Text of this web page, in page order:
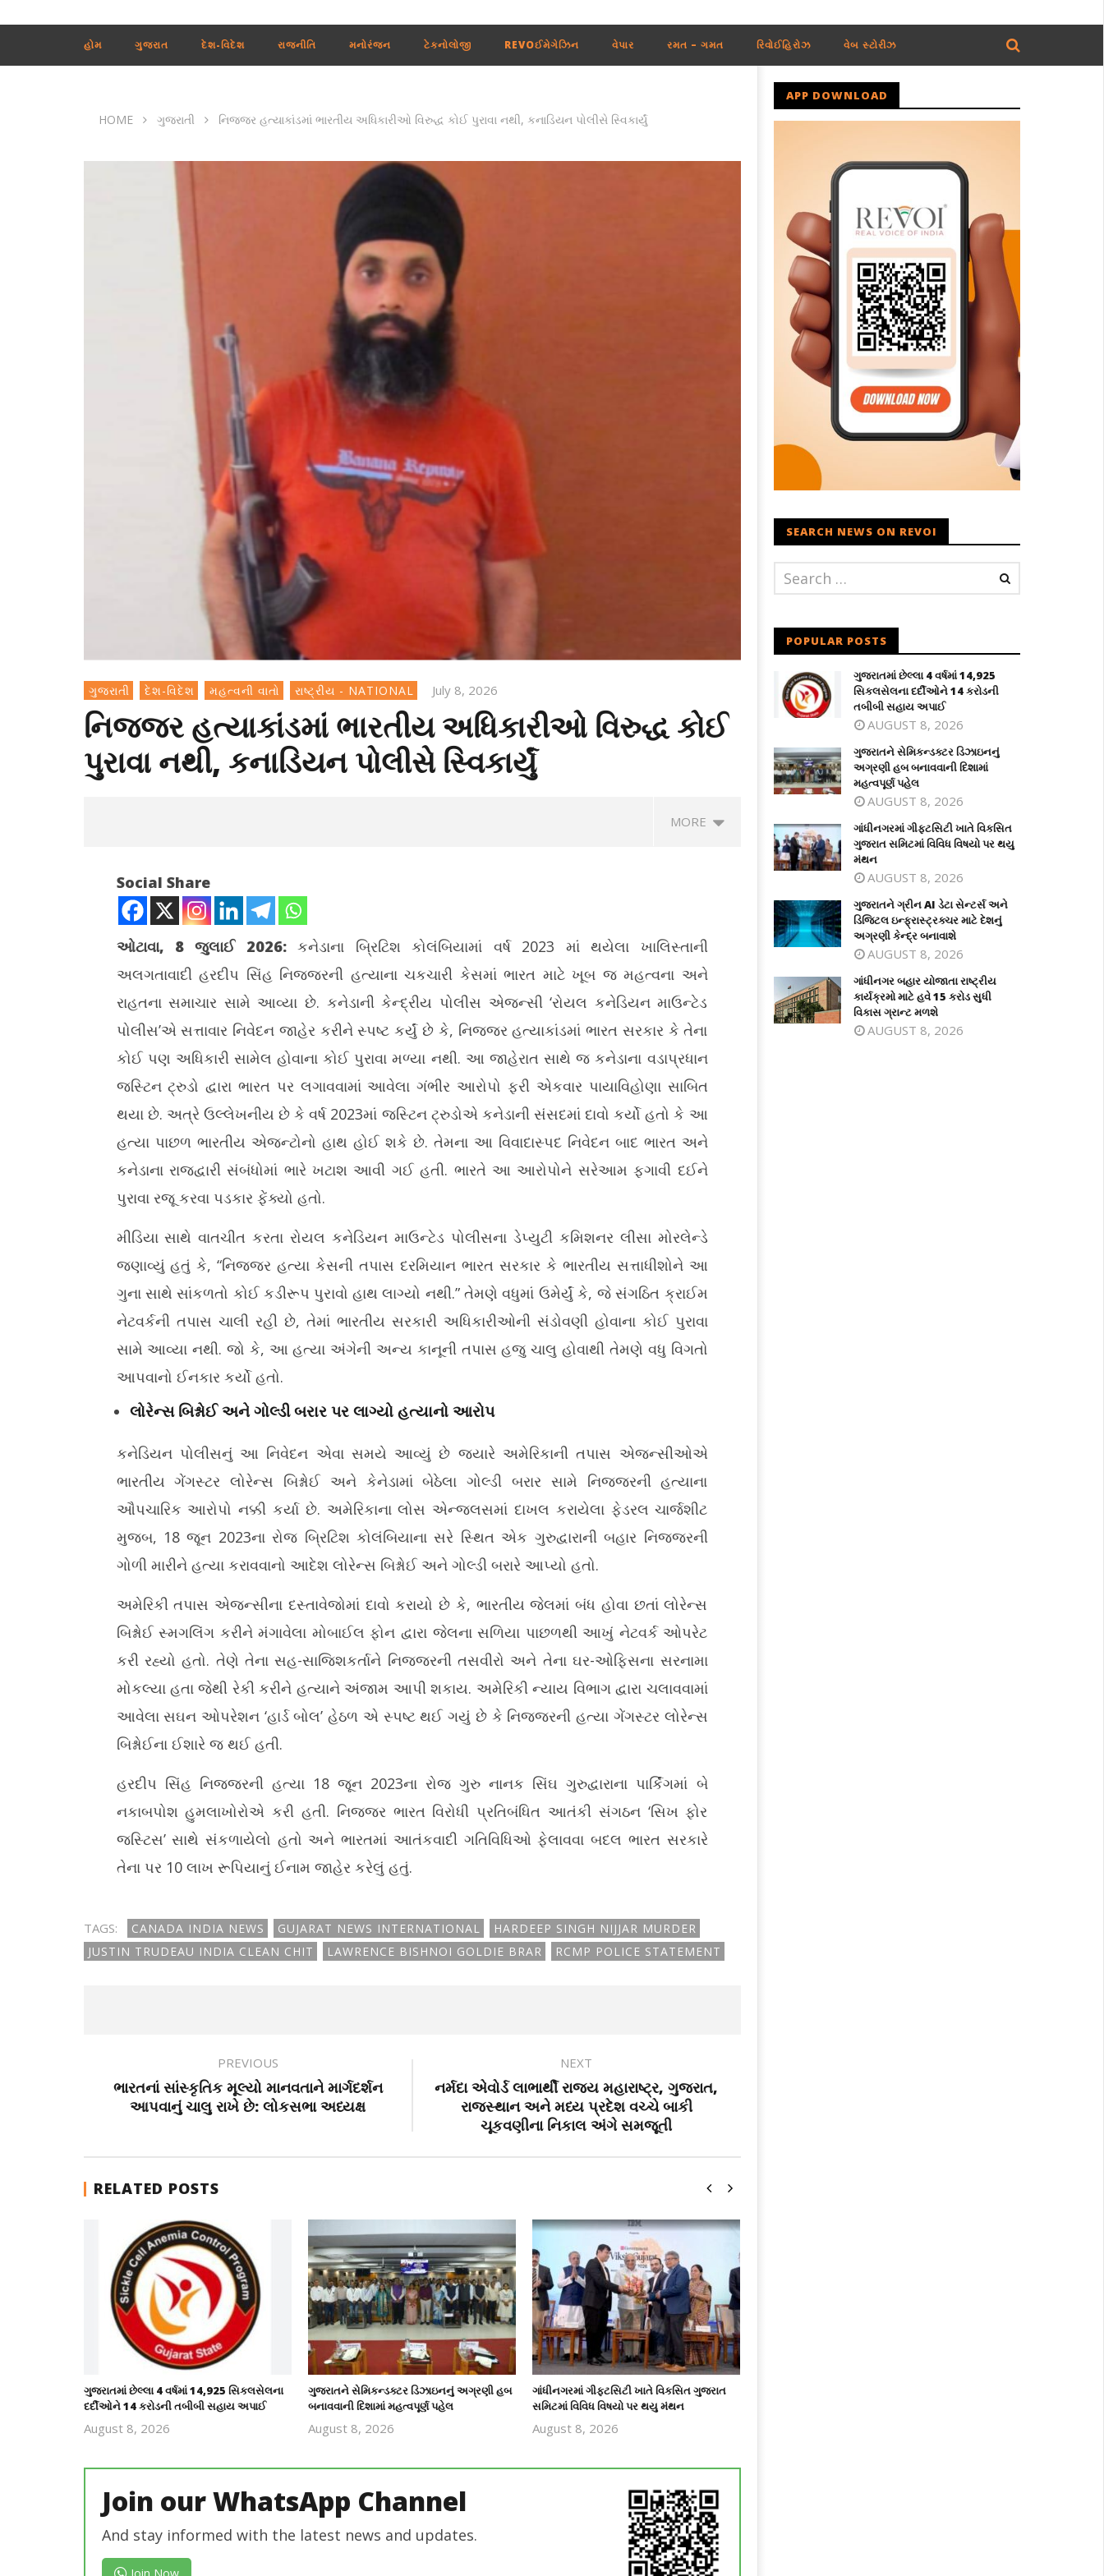
હોમ ગુજરાત દેશ-વિદેશ રાજનીતિ મનોરંજન ટેકનોલોજી REVOઈમેગેઝિન વેપાર રમત – ગમત રિવોઈહિરોઝ વેબ સ્ટોરીઝ
HOME ગુજરાતી નિજ્જર હત્યાકાંડમાં ભારતીય અધિકારીઓ વિરુદ્ધ કોઈ પુરાવા નથી, કનાડિયન પોલીસે સ્વિકાર્યું
ગુજરાતી દેશ-વિદેશ મહત્વની વાતો રાષ્ટ્રીય - NATIONAL July 8, 2026
નિજ્જર હત્યાકાંડમાં ભારતીય અધિકારીઓ વિરુદ્ધ કોઈ
પુરાવા નથી, કનાડિયન પોલીસે સ્વિકાર્યું
MORE
NOW VIEWING
નિજ્જર હત્યાકાંડમાં ભારતીય અધિકારીઓ
વિરુદ્ધ કોઈ પુરાવા નથી, કનાડિયન પોલીસે
સ્વિકાર્યું
July
8,
2026
ગુજરાતમાં છેલ્લા 4 વર્ષમાં 14,925
સિકલસેલના દર્દીઓને 14 કરોડની તબીબી
સહાય અપાઈ
8,
2026
ગુજરાતને સેમિકન્ડક્ટર ડિઝાઇનનું અગ્રણી
હબ બનાવવાની દિશામાં મહત્વપૂર્ણ પહેલ
July
8,
2026
ગાંધીનગરમાં ગીફ્ટસિટી ખાતે વિકસિત
ગુજરાત સમિટમાં વિવિધ વિષયો પર થયુ
ડિજિટલ ઇન્ફ્રાસ્ટ્રક્ચર માટે દેશનું
Social Share
ઓટાવા, 8 જુલાઈ 2026:કનેડાના બ્રિટિશ કોલંબિયામાં વર્ષ 2023 માં થયેલા ખાલિસ્તાની
અલગતાવાદી હરદીપ સિંહ નિજ્જરની હત્યાના ચકચારી કેસમાં ભારત માટે ખૂબ જ મહત્વના અને
રાહતના સમાચાર સામે આવ્યા છે. કનેડાની કેન્દ્રીય પોલીસ એજન્સી ‘રોયલ કનેડિયન માઉન્ટેડ
પોલીસ’એ સત્તાવાર નિવેદન જાહેર કરીને સ્પષ્ટ કર્યું છે કે, નિજ્જર હત્યાકાંડમાં ભારત સરકાર કે તેના
કોઈ પણ અધિકારી સામેલ હોવાના કોઈ પુરાવા મળ્યા નથી. આ જાહેરાત સાથે જ કનેડાના વડાપ્રધાન
જસ્ટિન ટ્રુડો દ્વારા ભારત પર લગાવવામાં આવેલા ગંભીર આરોપો ફરી એકવાર પાયાવિહોણા સાબિત
થયા છે. અત્રે ઉલ્લેખનીય છે કે વર્ષ 2023માં જસ્ટિન ટ્રુડોએ કનેડાની સંસદમાં દાવો કર્યો હતો કે આ
હત્યા પાછળ ભારતીય એજન્ટોનો હાથ હોઈ શકે છે. તેમના આ વિવાદાસ્પદ નિવેદન બાદ ભારત અને
કનેડાના રાજદ્વારી સંબંધોમાં ભારે ખટાશ આવી ગઈ હતી. ભારતે આ આરોપોને સરેઆમ ફગાવી દઈને
પુરાવા રજૂ કરવા પડકાર ફેંક્યો હતો.
મીડિયા સાથે વાતચીત કરતા રોયલ કનેડિયન માઉન્ટેડ પોલીસના ડેપ્યુટી કમિશનર લીસા મોરલેન્ડે
જણાવ્યું હતું કે, “નિજ્જર હત્યા કેસની તપાસ દરમિયાન ભારત સરકાર કે ભારતીય સત્તાધીશોને આ
ગુના સાથે સાંકળતો કોઈ કડીરૂપ પુરાવો હાથ લાગ્યો નથી.” તેમણે વધુમાં ઉમેર્યું કે, જે સંગઠિત ક્રાઈમ
નેટવર્કની તપાસ ચાલી રહી છે, તેમાં ભારતીય સરકારી અધિકારીઓની સંડોવણી હોવાના કોઈ પુરાવા
સામે આવ્યા નથી. જો કે, આ હત્યા અંગેની અન્ય કાનૂની તપાસ હજુ ચાલુ હોવાથી તેમણે વધુ વિગતો
આપવાનો ઈનકાર કર્યો હતો.
લોરેન્સ બિશ્નોઈ અને ગોલ્ડી બરાર પર લાગ્યો હત્યાનો આરોપ
કનેડિયન પોલીસનું આ નિવેદન એવા સમયે આવ્યું છે જ્યારે અમેરિકાની તપાસ એજન્સીઓએ
ભારતીય ગેંગસ્ટર લોરેન્સ બિશ્નોઈ અને કેનેડામાં બેઠેલા ગોલ્ડી બરાર સામે નિજ્જરની હત્યાના
ઔપચારિક આરોપો નક્કી કર્યા છે. અમેરિકાના લોસ એન્જલસમાં દાખલ કરાયેલા ફેડરલ ચાર્જશીટ
મુજબ, 18 જૂન 2023ના રોજ બ્રિટિશ કોલંબિયાના સરે સ્થિત એક ગુરુદ્વારાની બહાર નિજ્જરની
ગોળી મારીને હત્યા કરાવવાનો આદેશ લોરેન્સ બિશ્નોઈ અને ગોલ્ડી બરારે આપ્યો હતો.
અમેરિકી તપાસ એજન્સીના દસ્તાવેજોમાં દાવો કરાયો છે કે, ભારતીય જેલમાં બંધ હોવા છતાં લોરેન્સ
બિશ્નોઈ સ્મગલિંગ કરીને મંગાવેલા મોબાઈલ ફોન દ્વારા જેલના સળિયા પાછળથી આખું નેટવર્ક ઓપરેટ
કરી રહ્યો હતો. તેણે તેના સહ-સાજિશકર્તાને નિજ્જરની તસવીરો અને તેના ઘર-ઓફિસના સરનામા
મોકલ્યા હતા જેથી રેકી કરીને હત્યાને અંજામ આપી શકાય. અમેરિકી ન્યાય વિભાગ દ્વારા ચલાવવામાં
આવેલા સઘન ઓપરેશન ‘હાર્ડ બોલ’ હેઠળ એ સ્પષ્ટ થઈ ગયું છે કે નિજ્જરની હત્યા ગેંગસ્ટર લોરેન્સ
બિશ્નોઈના ઈશારે જ થઈ હતી.
હરદીપ સિંહ નિજ્જરની હત્યા 18 જૂન 2023ના રોજ ગુરુ નાનક સિંઘ ગુરુદ્વારાના પાર્કિંગમાં બે
નકાબપોશ હુમલાખોરોએ કરી હતી. નિજ્જર ભારત વિરોધી પ્રતિબંધિત આતંકી સંગઠન ‘સિખ ફોર
જસ્ટિસ’ સાથે સંકળાયેલો હતો અને ભારતમાં આતંકવાદી ગતિવિધિઓ ફેલાવવા બદલ ભારત સરકારે
તેના પર 10 લાખ રૂપિયાનું ઈનામ જાહેર કરેલું હતું.
TAGS: CANADA INDIA NEWS GUJARAT NEWS INTERNATIONAL
HARDEEP SINGH NIJJAR MURDER
JUSTIN TRUDEAU INDIA CLEAN CHIT
LAWRENCE BISHNOI GOLDIE BRAR RCMP POLICE STATEMENT
PREVIOUS
ભારતનાં સાંસ્કૃતિક મૂલ્યો માનવતાને માર્ગદર્શન
આપવાનું ચાલુ રાખે છે: લોકસભા અધ્યક્ષ
NEXT
નર્મદા એવોર્ડ લાભાર્થી રાજ્ય મહારાષ્ટ્ર, ગુજરાત,
રાજસ્થાન અને મધ્ય પ્રદેશ વચ્ચે બાકી
ચૂકવણીના નિકાલ અંગે સમજૂતી
RELATED POSTS
ગુજરાતમાં છેલ્લા 4 વર્ષમાં 14,925 સિકલસેલના
દર્દીઓને 14 કરોડની તબીબી સહાય અપાઈ
August 8, 2026
ગુજરાતને સેમિકન્ડક્ટર ડિઝાઇનનું અગ્રણી હબ
બનાવવાની દિશામાં મહત્વપૂર્ણ પહેલ
August 8, 2026
ગાંધીનગરમાં ગીફ્ટસિટી ખાતે વિકસિત ગુજરાત
સમિટમાં વિવિધ વિષયો પર થયુ મંથન
August 8, 2026
Join our WhatsApp Channel
And stay informed with the latest news and updates.
APP DOWNLOAD
SEARCH NEWS ON REVOI
POPULAR POSTS
ગુજરાતમાં છેલ્લા 4 વર્ષમાં 14,925
સિકલસેલના દર્દીઓને 14 કરોડની
તબીબી સહાય અપાઈ
AUGUST 8, 2026
ગુજરાતને સેમિકન્ડક્ટર ડિઝાઇનનું
અગ્રણી હબ બનાવવાની દિશામાં
મહત્વપૂર્ણ પહેલ
AUGUST 8, 2026
ગાંધીનગરમાં ગીફ્ટસિટી ખાતે વિકસિત
ગુજરાત સમિટમાં વિવિધ વિષયો પર થયુ
મંથન
AUGUST 8, 2026
ગુજરાતને ગ્રીન AI ડેટા સેન્ટર્સ અને
ડિજિટલ ઇન્ફ્રાસ્ટ્રક્ચર માટે દેશનું
અગ્રણી કેન્દ્ર બનાવાશે
AUGUST 8, 2026
ગાંધીનગર બહાર યોજાતા રાષ્ટ્રીય
કાર્યક્રમો માટે હવે 15 કરોડ સુધી
વિકાસ ગ્રાન્ટ મળશે
AUGUST 8, 2026